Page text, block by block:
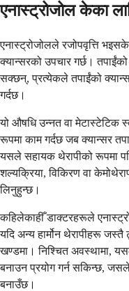
एनास्ट्रोजोल केका
एनास्ट्रोजोलले रजोपवृत्ति
क्यान्सरको उपचार गर्छ।
सक्छन्, प्रत्येकले तपाईंको
गर्दछ।
यो औषधि उन्नत वा मेटास्टेटिक
रूपमा काम गर्दछ जब क्यान्सर
यसले सहायक थेरापीको रूपमा
शल्यक्रिया, विकिरण वा
लिनुहुन्छ।
कहिलेकाहीँ डाक्टरहरूले
यदि अन्य हार्मोन थेरापीहरू
खण्डमा। निश्चित अवस्थामा,
बनाउन प्रयोग गर्न सकिन्छ,
बनाउँछ।